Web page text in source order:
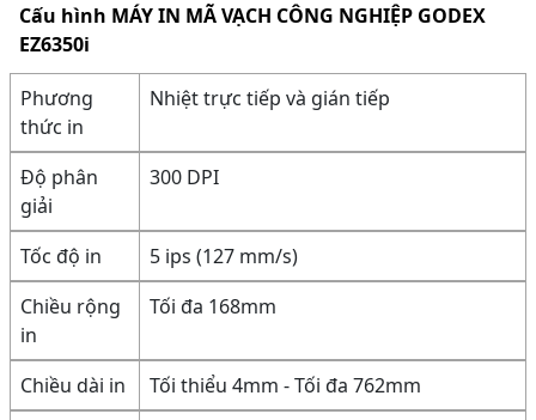
Cấu hình MÁY IN MÃ VẠCH CÔNG NGHIỆP GODEX
EZ6350i
Phương
thức in
Nhiệt trực tiếp và gián tiếp
Độ phân
giải
300 DPI
Tốc độ in
5 ips (127 mm/s)
Chiều rộng
in
Tối đa 168mm
Chiều dài in
Tối thiểu 4mm - Tối đa 762mm